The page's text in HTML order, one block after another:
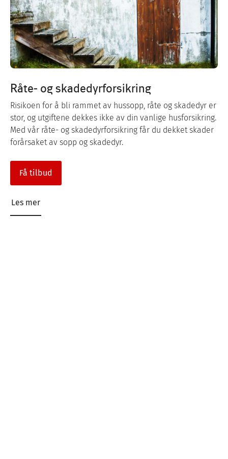
Råte- og skadedyrforsikring
Risikoen for å bli rammet av hussopp, råte og skadedyr er
stor, og utgiftene dekkes ikke av din vanlige husforsikring.
Med vår råte- og skadedyrforsikring får du dekket skader
forårsaket av sopp og skadedyr.
Få tilbud
Les mer